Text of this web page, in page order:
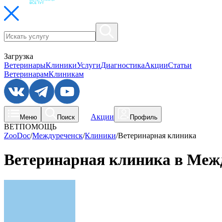
Загрузка
ВетеринарыКлиникиУслугиДиагностикаАкцииСтатьи
ВетеринарамКлиникам
Меню Поиск Акции Профиль
ВЕТПОМОЩЬ
ZooDoc/Междуреченск/Клиники/Ветеринарная клиника
Ветеринарная клиника в